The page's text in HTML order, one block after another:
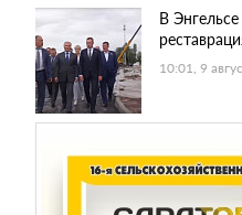
В
10:01, 9